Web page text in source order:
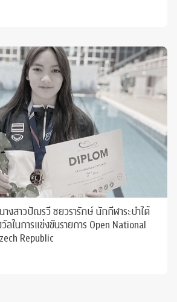
งสาวปัฌรวี ชยวรารักษ์ นักกีฬาระบำใต้
ลในการแข่งขันรายการ Open National
Republic